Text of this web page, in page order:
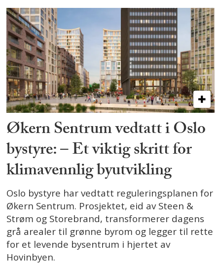
Økern Sentrum vedtatt i Oslo
bystyre: – Et viktig skritt for
klimavennlig byutvikling
Oslo bystyre har vedtatt reguleringsplanen for
Økern Sentrum. Prosjektet, eid av Steen &
Strøm og Storebrand, transformerer dagens
grå arealer til grønne byrom og legger til rette
for et levende bysentrum i hjertet av
Hovinbyen.